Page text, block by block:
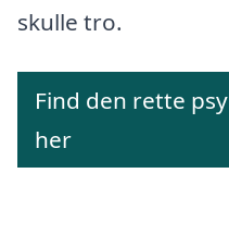
skulle tro.
Find den rette
her